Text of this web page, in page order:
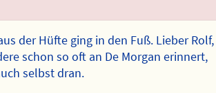
der Hüfte ging in den Fuß. Lieber Rolf,
schon so oft an De Morgan erinnert,
selbst dran.